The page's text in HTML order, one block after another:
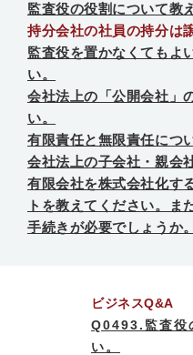
監査役の役割について教
持分会社の社員の持分は
監査役を置かなくてもよ
い。
会社法上の「公開会社」
い。
有限責任と無限責任につ
会社法上の子会社・親会
有限会社を株式会社化す
トを教えてください。ま
手続きが必要でしょうか。
ビジネスQ&A
Q0493.監査役
い。